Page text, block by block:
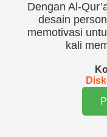
Dengan Al-
desain
memotivasi
kali